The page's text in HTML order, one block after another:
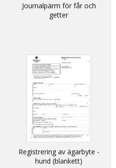
Journalpärm för får och
getter
Registrering av ägarbyte -
hund (blankett)